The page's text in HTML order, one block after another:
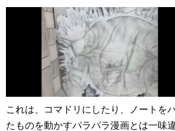
これは、コマドリにしたり、ノートを
たものを動かすパラパラ漫画とは一味